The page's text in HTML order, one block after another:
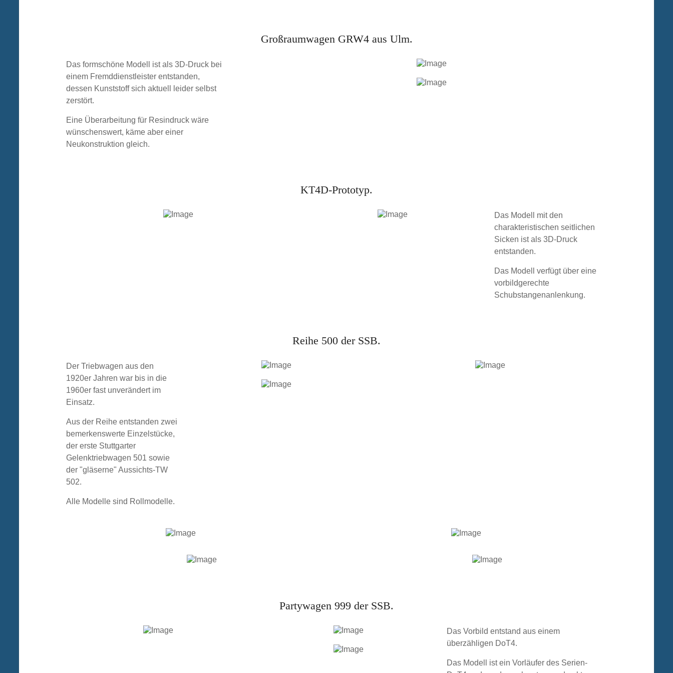
Großraumwagen GRW4 aus Ulm.
Das formschöne Modell ist als 3D-Druck bei
einem Fremddienstleister entstanden,
dessen Kunststoff sich aktuell leider selbst
zerstört.
Eine Überarbeitung für Resindruck wäre
wünschenswert, käme aber einer
Neukonstruktion gleich.
KT4D-Prototyp.
Das Modell mit den
charakteristischen seitlichen
Sicken ist als 3D-Druck
entstanden.
Das Modell verfügt über eine
vorbildgerechte
Schubstangenanlenkung.
Reihe 500 der SSB.
Der Triebwagen aus den
1920er Jahren war bis in die
1960er fast unverändert im
Einsatz.
Aus der Reihe entstanden zwei
bemerkenswerte Einzelstücke,
der erste Stuttgarter
Gelenktriebwagen 501 sowie
der "gläserne" Aussichts-TW
502.
Alle Modelle sind Rollmodelle.
Partywagen 999 der SSB.
Das Vorbild entstand aus einem
überzähligen DoT4.
Das Modell ist ein Vorläufer des Serien-